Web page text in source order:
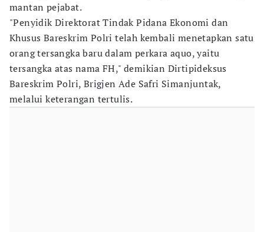
mantan pejabat.
"Penyidik Direktorat Tindak Pidana Ekonomi dan
Khusus Bareskrim Polri telah kembali menetapkan satu
orang tersangka baru dalam perkara aquo, yaitu
tersangka atas nama FH," demikian Dirtipideksus
Bareskrim Polri, Brigjen Ade Safri Simanjuntak,
melalui keterangan tertulis.